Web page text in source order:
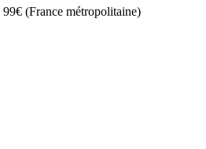
(France métropolitaine)